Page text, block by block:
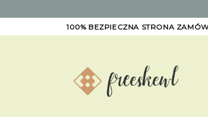
to
100% BEZPIECZNA STRONA